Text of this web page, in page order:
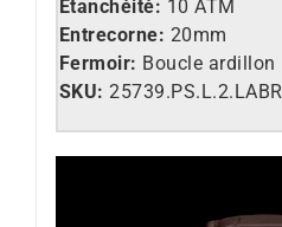
Etanchéité: 10 ATM
Entrecorne: 20mm
Fermoir: Boucle ardillon
SKU: 25739.PS.L.2.LABR